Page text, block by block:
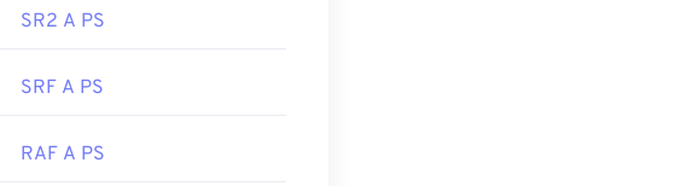
SR2 A PS
SRF A PS
RAF A PS